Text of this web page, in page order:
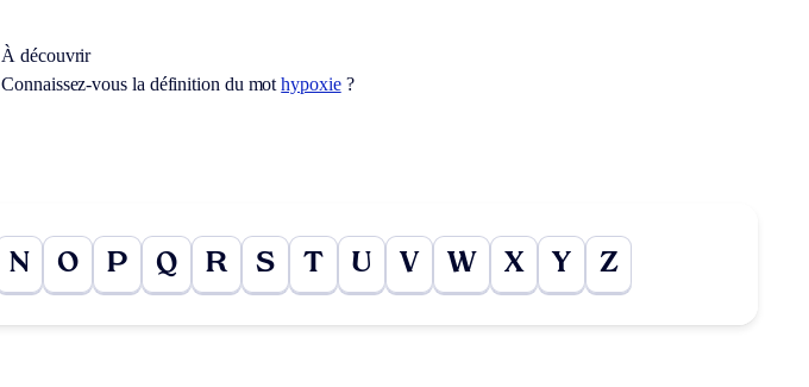
À découvrir
Connaissez-vous la définition du mothypoxie?
N O P Q R S T U V W X Y Z